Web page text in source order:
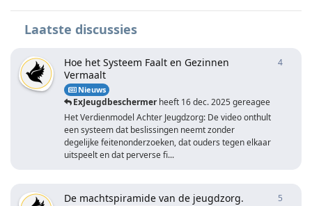
Laatste discussies
Hoe het Systeem Faalt en Gezinnen
Vermaalt
Nieuws
ExJeugdbeschermerheeft 16 dec. 2025gereageerd
Het Verdienmodel Achter Jeugdzorg: De video onthult
een systeem dat beslissingen neemt zonder
degelijke feitenonderzoeken, dat ouders tegen elkaar
uitspeelt en dat perverse fi...
4
De machtspiramide van de jeugdzorg. 5